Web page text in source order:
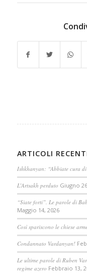
ARTICOLI
Ishkhanyan: “Abbiate cura
L’Artsakh perduto Giugno
“Siate forti”. Le parole di
Maggio 14, 2026
Così spariscono le chiese
Condannato Vardanyan!
Le ultime parole di Ruben
regime azero Febbraio 13,